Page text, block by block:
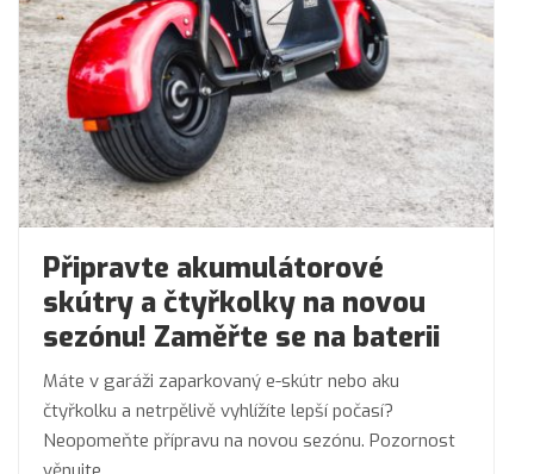
Připravte akumulátorové
skútry a čtyřkolky na novou
sezónu! Zaměřte se na baterii
Máte v garáži zaparkovaný e-skútr nebo aku
čtyřkolku a netrpělivě vyhlížíte lepší počasí?
Neopomeňte přípravu na novou sezónu. Pozornost